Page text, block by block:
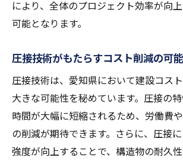
により、全体のプロジェクト効率が向
可能となります。
圧接技術がもたらすコスト削減の可
圧接技術は、愛知県において建設コス
大きな可能性を秘めています。圧接の
時間が大幅に短縮されるため、労働費
の削減が期待できます。さらに、圧接
強度が向上することで、構造物の耐久